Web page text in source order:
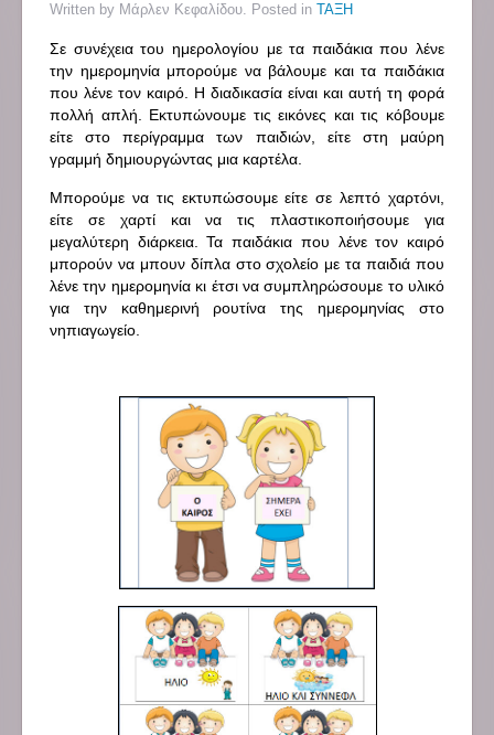
Written by Μάρλεν Κεφαλίδου. Posted in ΤΑΞΗ
Σε συνέχεια του ημερολογίου με τα παιδάκια που λένε
την ημερομηνία μπορούμε να βάλουμε και τα παιδάκια
που λένε τον καιρό. Η διαδικασία είναι και αυτή τη φορά
πολλή απλή. Εκτυπώνουμε τις εικόνες και τις κόβουμε
είτε στο περίγραμμα των παιδιών, είτε στη μαύρη
γραμμή δημιουργώντας μια καρτέλα.
Μπορούμε να τις εκτυπώσουμε είτε σε λεπτό χαρτόνι,
είτε σε χαρτί και να τις πλαστικοποιήσουμε για
μεγαλύτερη διάρκεια. Τα παιδάκια που λένε τον καιρό
μπορούν να μπουν δίπλα στο σχολείο με τα παιδιά που
λένε την ημερομηνία κι έτσι να συμπληρώσουμε το υλικό
για την καθημερινή ρουτίνα της ημερομηνίας στο
νηπιαγωγείο.